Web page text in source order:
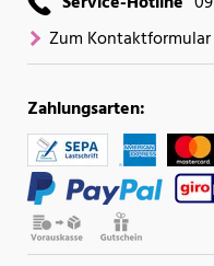
Zum Kontaktformular
Zahlungsarten: